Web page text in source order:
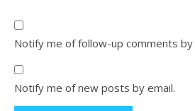
Notify me of follow-up comments by
Notify me of new posts by email.